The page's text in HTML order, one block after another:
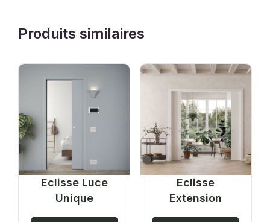
Produits similaires
Eclisse Luce
Unique
Eclisse
Extension